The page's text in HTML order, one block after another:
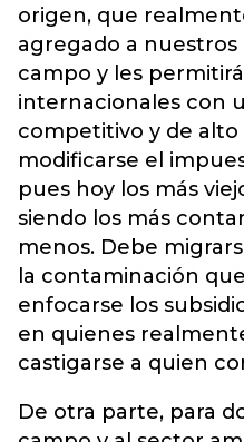
origen, que
agregado a nuestros
campo y les
internacionales con
competitivo y de alto
modificarse el
pues hoy los más
siendo los más
menos. Debe
la contaminación
enfocarse los
en quienes
castigarse a quien
De otra parte, para